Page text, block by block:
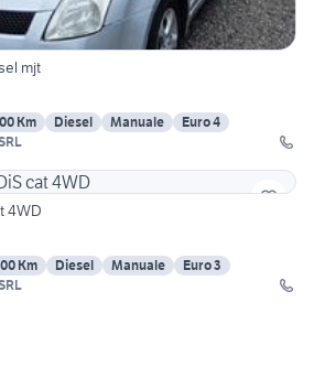
mjt
Km Diesel Manuale
Euro 4
4WD
Km Diesel Manuale
Euro 3